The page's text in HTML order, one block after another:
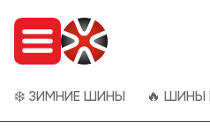
❄️ ЗИМНИЕ ШИНЫ 🔥 ШИНЫ